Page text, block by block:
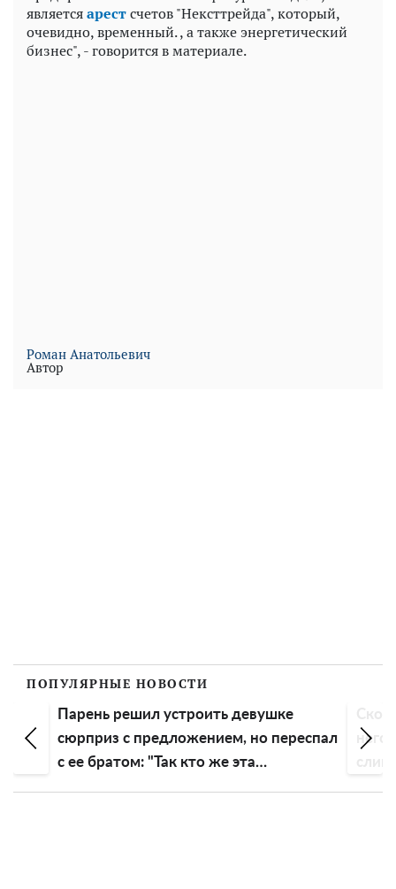
являетсяарестсчетов "Нексттрейда", который,
очевидно, временный. , а также энергетический
бизнес", - говорится в материале.
Роман Анатольевич
Автор
ПОПУЛЯРНЫЕ НОВОСТИ
Парень решил устроить девушке
сюрприз с предложением, но переспал
с ее братом: "Так кто же эта